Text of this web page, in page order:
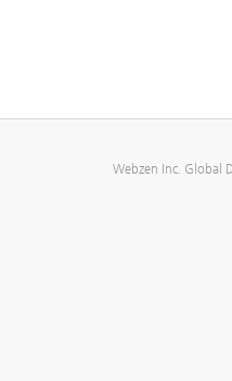
Webzen Inc. Global